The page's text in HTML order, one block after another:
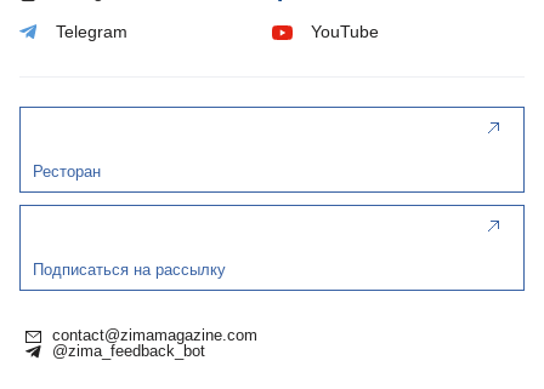
Telegram YouTube
Ресторан
Подписаться на рассылку
contact@zimamagazine.com
@zima_feedback_bot